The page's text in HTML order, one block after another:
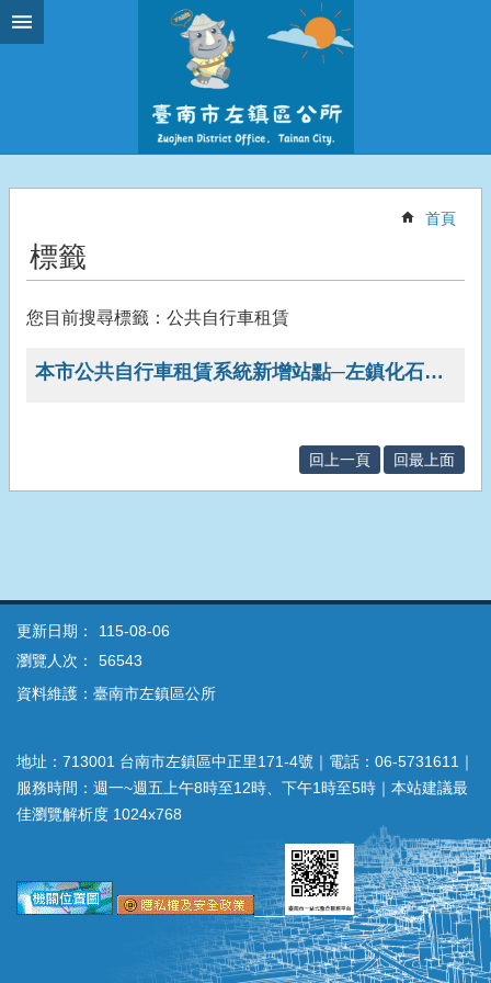
跳到主要內容區塊
首頁
標籤
您目前搜尋標籤：公共自行車租賃
本市公共自行車租賃系統新增站點─左鎮化石園區
回上一頁 回最上面
更新日期：
115-08-06
瀏覽人次：
56543
資料維護：臺南市左鎮區公所
地址：713001 台南市左鎮區中正里171-4號｜電話：06-5731611｜
服務時間：週一~週五上午8時至12時、下午1時至5時｜本站建議最
佳瀏覽解析度 1024x768